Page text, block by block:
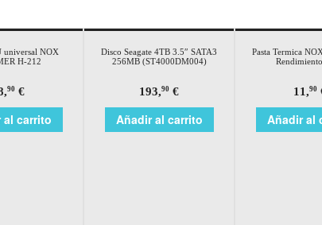
universal NOX
H-212
90 €
al carrito
Disco Seagate 4TB 3.5″ SATA3
256MB (ST4000DM004)
193,90 €
Añadir al carrito
Pasta Termica
11,90
Añadir al